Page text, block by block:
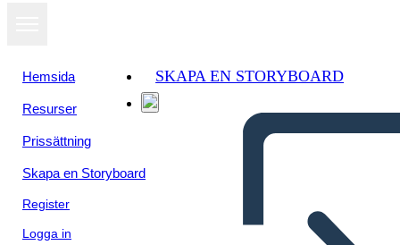
Hemsida
Resurser
Prissättning
Skapa en Storyboard
Register
Logga in
SKAPA EN STORYBOARD